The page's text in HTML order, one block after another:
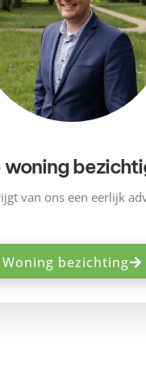
woning
van ons een eerlijk
Woning bezichting